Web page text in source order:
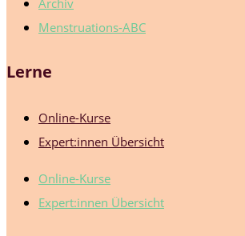
Menstruations-ABC
Lerne
Online-Kurse
Expert:innen Übersicht
Online-Kurse
Expert:innen Übersicht